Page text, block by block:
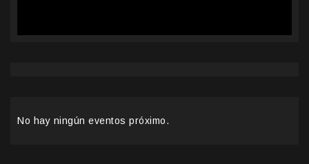
No hay ningún eventos próximo.